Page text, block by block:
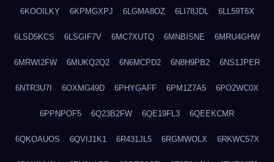
6KOOILKY 6KPMGXPJ 6LGMA8OZ 6LI78JDL 6LL59T6X
6LSD5KCS 6LSGIF7V 6MC7XUTQ 6MNBISNE 6MRU4GHW
6MRWI2FW 6MUKQ2Q2 6N6MCPD2 6N8H9PB2 6NS1JPER
6NTR3U7I 6OXMG49D 6PHYGAFF 6PM1Z7A5 6PO2WC0X
6PPNPOF5 6Q23B2FW 6QE19FL3 6QEEKCMR
6QKOAUOS 6QVIJ1K1 6R431JL5 6RGMWOLX 6RKWC57X